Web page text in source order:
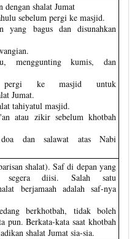
dengan shalat Jumat
sebelum pergi ke masjid.
yang bagus dan disunahkan
menggunting kumis, dan
pergi ke masjid untuk
Jumat.
tahiyatul masjid.
atau zikir sebelum khotbah
doa dan salawat atas Nabi
shalat). Saf di depan yang
segera diisi. Salah satu
berjamaah adalah saf-nya
berkhotbah, tidak boleh
pun. Berkata-kata saat khotbah
shalat Jumat sia-sia.